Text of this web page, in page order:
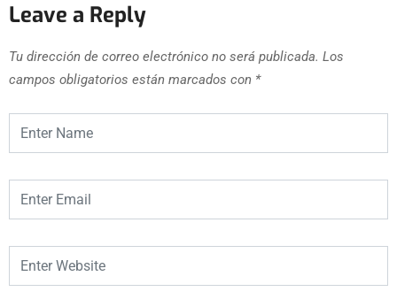
Leave a Reply
Tu dirección de correo electrónico no será publicada. Los
campos obligatorios están marcados con *